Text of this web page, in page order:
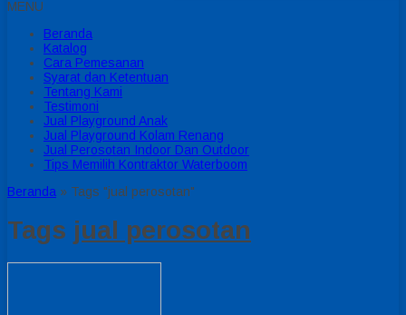
MENU
Beranda
Katalog
Cara Pemesanan
Syarat dan Ketentuan
Tentang Kami
Testimoni
Jual Playground Anak
Jual Playground Kolam Renang
Jual Perosotan Indoor Dan Outdoor
Tips Memilih Kontraktor Waterboom
Beranda » Tags "jual perosotan"
Tags jual perosotan